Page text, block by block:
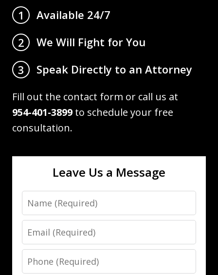
1
Available 24/7
2
We Will Fight for You
3
Speak Directly to an Attorney
Fill out the contact form or call us at
954-401-3899 to schedule your free
consultation.
Leave Us a Message
Name
Email
Phone